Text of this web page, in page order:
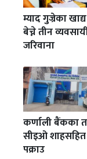
म्याद गुज्रेका
बेच्ने तीन
जरिवाना
कर्णाली बैंकका
सीइओ
पक्राउ